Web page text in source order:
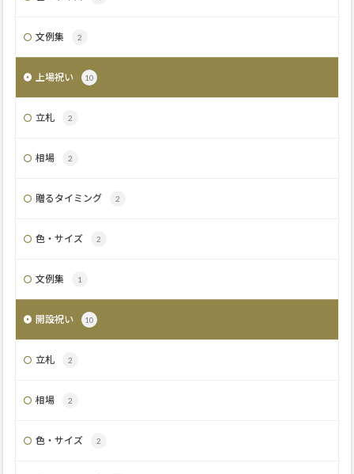
文例集 2
上場祝い 10
立札 2
相場 2
贈るタイミング 2
色・サイズ 2
文例集 1
開設祝い 10
立札 2
相場 2
色・サイズ 2